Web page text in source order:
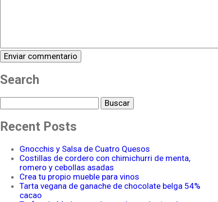
Search
Recent Posts
Gnocchis y Salsa de Cuatro Quesos
Costillas de cordero con chimichurri de menta,
romero y cebollas asadas
Crea tu propio mueble para vinos
Tarta vegana de ganache de chocolate belga 54%
cacao